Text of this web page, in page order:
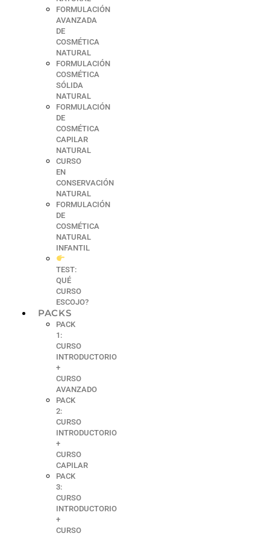
FORMULACIÓN
AVANZADA
DE
COSMÉTICA
NATURAL
FORMULACIÓN
COSMÉTICA
SÓLIDA
NATURAL
FORMULACIÓN
DE
COSMÉTICA
CAPILAR
NATURAL
CURSO
EN
CONSERVACIÓN
NATURAL
FORMULACIÓN
DE
COSMÉTICA
NATURAL
INFANTIL
TEST:
QUÉ
CURSO
ESCOJO?
PACKS
PACK
1:
CURSO
INTRODUCTORIO
+
CURSO
AVANZADO
PACK
2:
CURSO
INTRODUCTORIO
+
CURSO
CAPILAR
PACK
3:
CURSO
INTRODUCTORIO
+
CURSO